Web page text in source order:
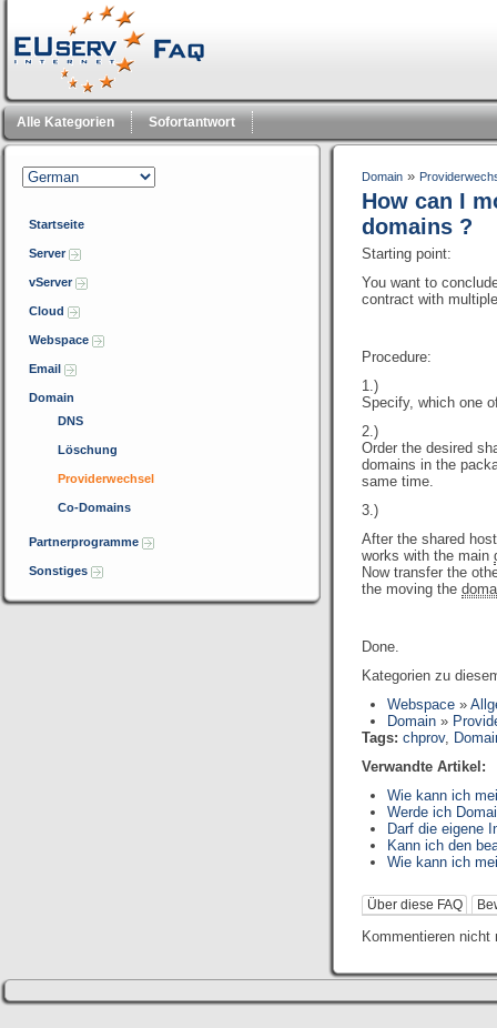
Alle Kategorien Sofortantwort
Startseite
Server
vServer
Cloud
Webspace
Email
Domain
DNS
Löschung
Providerwechsel
Co-Domains
Partnerprogramme
Sonstiges
Domain »
How can I
domains ?
Starting point:
You want to
contract with
Procedure:
1.)
Specify, which one
2.)
Order the desired
domains in the
same time.
3.)
After the shared
works with the main
Now transfer the
the moving the
Done.
Kategorien zu
Webspace »
Domain »
Tags: chprov,
Verwandte Artikel:
Wie kann ich
Werde ich
Darf die eigene
Kann ich den
Wie kann ich
Über diese FAQ
Kommentieren nicht